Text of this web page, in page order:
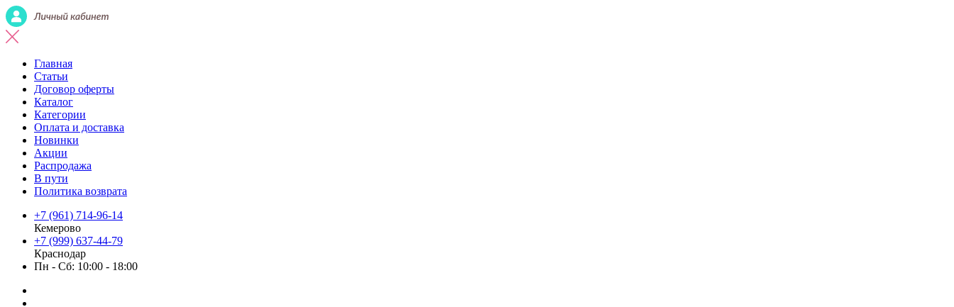
Главная
Статьи
Договор оферты
Каталог
Категории
Оплата и доставка
Новинки
Акции
Распродажа
В пути
Политика возврата
+7 (961) 714-96-14
Кемерово
+7 (999) 637-44-79
Краснодар
Пн - Сб: 10:00 - 18:00